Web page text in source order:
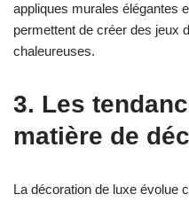
appliques murales élégantes
permettent de créer des jeux
chaleureuses.
3. Les
matière de
La décoration de luxe évolue